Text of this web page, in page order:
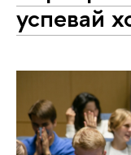
успевай